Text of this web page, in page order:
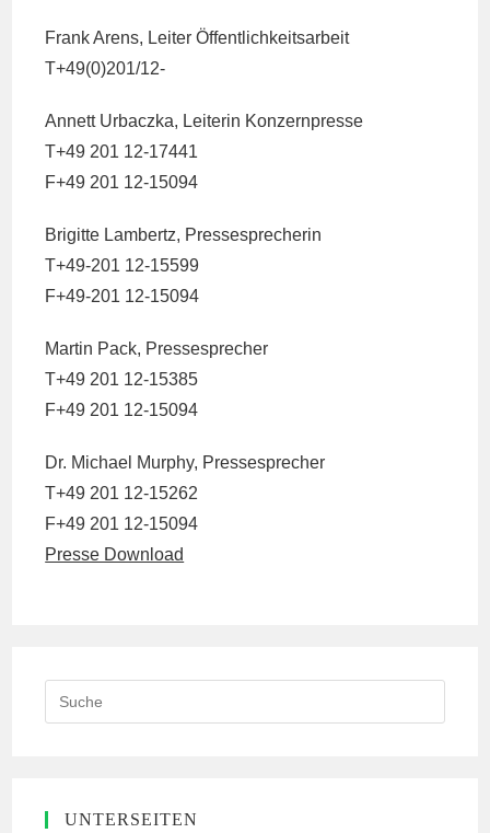
Frank Arens, Leiter Öffentlichkeitsarbeit
T+49(0)201/12-
Annett Urbaczka, Leiterin Konzernpresse
T+49 201 12-17441
F+49 201 12-15094
Brigitte Lambertz, Pressesprecherin
T+49-201 12-15599
F+49-201 12-15094
Martin Pack, Pressesprecher
T+49 201 12-15385
F+49 201 12-15094
Dr. Michael Murphy, Pressesprecher
T+49 201 12-15262
F+49 201 12-15094
Presse Download
this
UNTERSEITEN